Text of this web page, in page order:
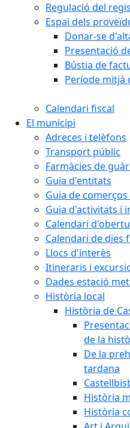
Regulació del
Espai dels
Donar-se
Presentació
Bústia de
Període mitjà
Calendari fiscal
El municipi
Adreces i telèfons
Transport públic
Farmàcies de
Guia d'entitats
Guia de comerços
Guia d'activitats i
Calendari
Calendari de dies
Llocs d'interès
Itineraris i
Dades estació
Història local
Història de
de la
De la
tardana
Història
Història